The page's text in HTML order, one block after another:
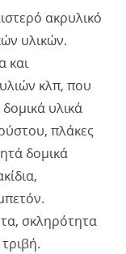
ακρυλικό
υλικών.
και
κλπ, που
υλικά
πλάκες
δομικά
σκληρότητα